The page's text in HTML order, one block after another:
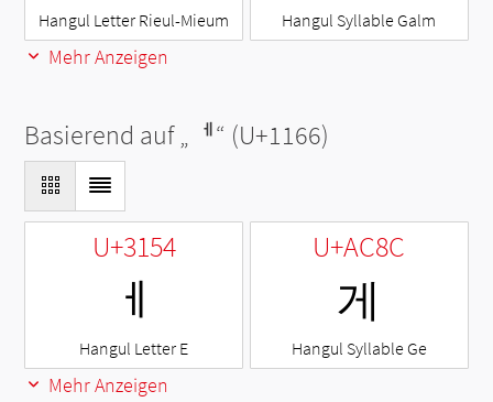
Hangul Letter Rieul-Mieum Hangul Syllable Galm
Mehr Anzeigen
Basierend auf „ ᅦ“ (U+1166)
U+3154
ㅔ
Hangul Letter E
U+AC8C
게
Hangul Syllable Ge
Mehr Anzeigen